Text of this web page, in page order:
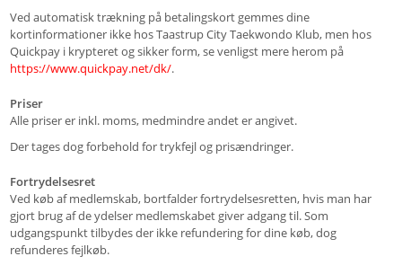
Ved automatisk trækning på betalingskort gemmes dine
kortinformationer ikke hos Taastrup City Taekwondo Klub, men hos
Quickpay i krypteret og sikker form, se venligst mere herom på
https://www.quickpay.net/dk/.
Priser
Alle priser er inkl. moms, medmindre andet er angivet.
Der tages dog forbehold for trykfejl og prisændringer.
Fortrydelsesret
Ved køb af medlemskab, bortfalder fortrydelsesretten, hvis man har
gjort brug af de ydelser medlemskabet giver adgang til. Som
udgangspunkt tilbydes der ikke refundering for dine køb, dog
refunderes fejlkøb.